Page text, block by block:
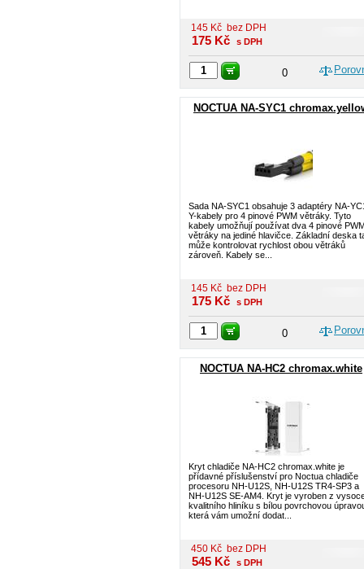
145 Kč bez DPH
175 Kč s DPH
0
NOCTUA NA-SYC1
Sada NA-SYC1 obsahuje 3 adaptéry NA-
Y-kabely pro 4 pinové PWM větráky. Tyto
kabely umožňují používat dva 4 pinové
větráky na jediné hlavičce. Základní deska
může kontrolovat rychlost obou větráků
zároveň. Kabely se...
145 Kč bez DPH
175 Kč s DPH
0
NOCTUA NA-HC2 chromax.white
Kryt chladiče NA-HC2 chromax.white je
přídavné příslušenství pro Noctua chladiče
procesoru NH-U12S, NH-U12S TR4-SP3 a
NH-U12S SE-AM4. Kryt je vyroben z
kvalitního hliníku s bílou povrchovou
která vám umožní dodat...
450 Kč bez DPH
545 Kč s DPH